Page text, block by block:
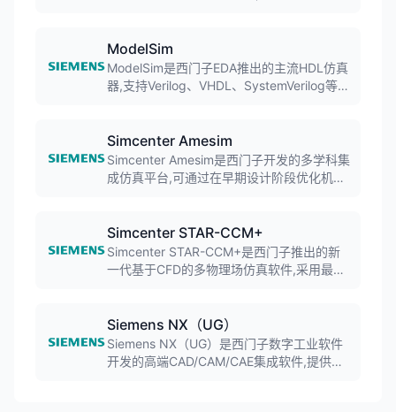
流程化设计著称,在企业环境中应用广泛。
ModelSim
ModelSim是西门子EDA推出的主流HDL仿真
器,支持Verilog、VHDL、SystemVerilog等硬
和友好的用户界面。
Simcenter Amesim
Simcenter Amesim是西门子开发的多学科集
成仿真平台,可通过在早期设计阶段优化机电
推进等系统仿真,广泛应用于航空航天、汽车
等领域。
Simcenter STAR-CCM+
Simcenter STAR-CCM+是西门子推出的新
一代基于CFD的多物理场仿真软件,采用最先
递、化学反应、固体应力等多物理场耦合分
析。
Siemens NX（UG）
Siemens NX（UG）是西门子数字工业软件
开发的高端CAD/CAM/CAE集成软件,提供从